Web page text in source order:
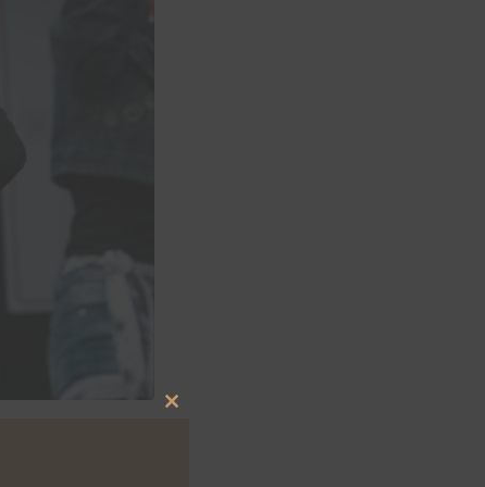
Troubled
gaat hij